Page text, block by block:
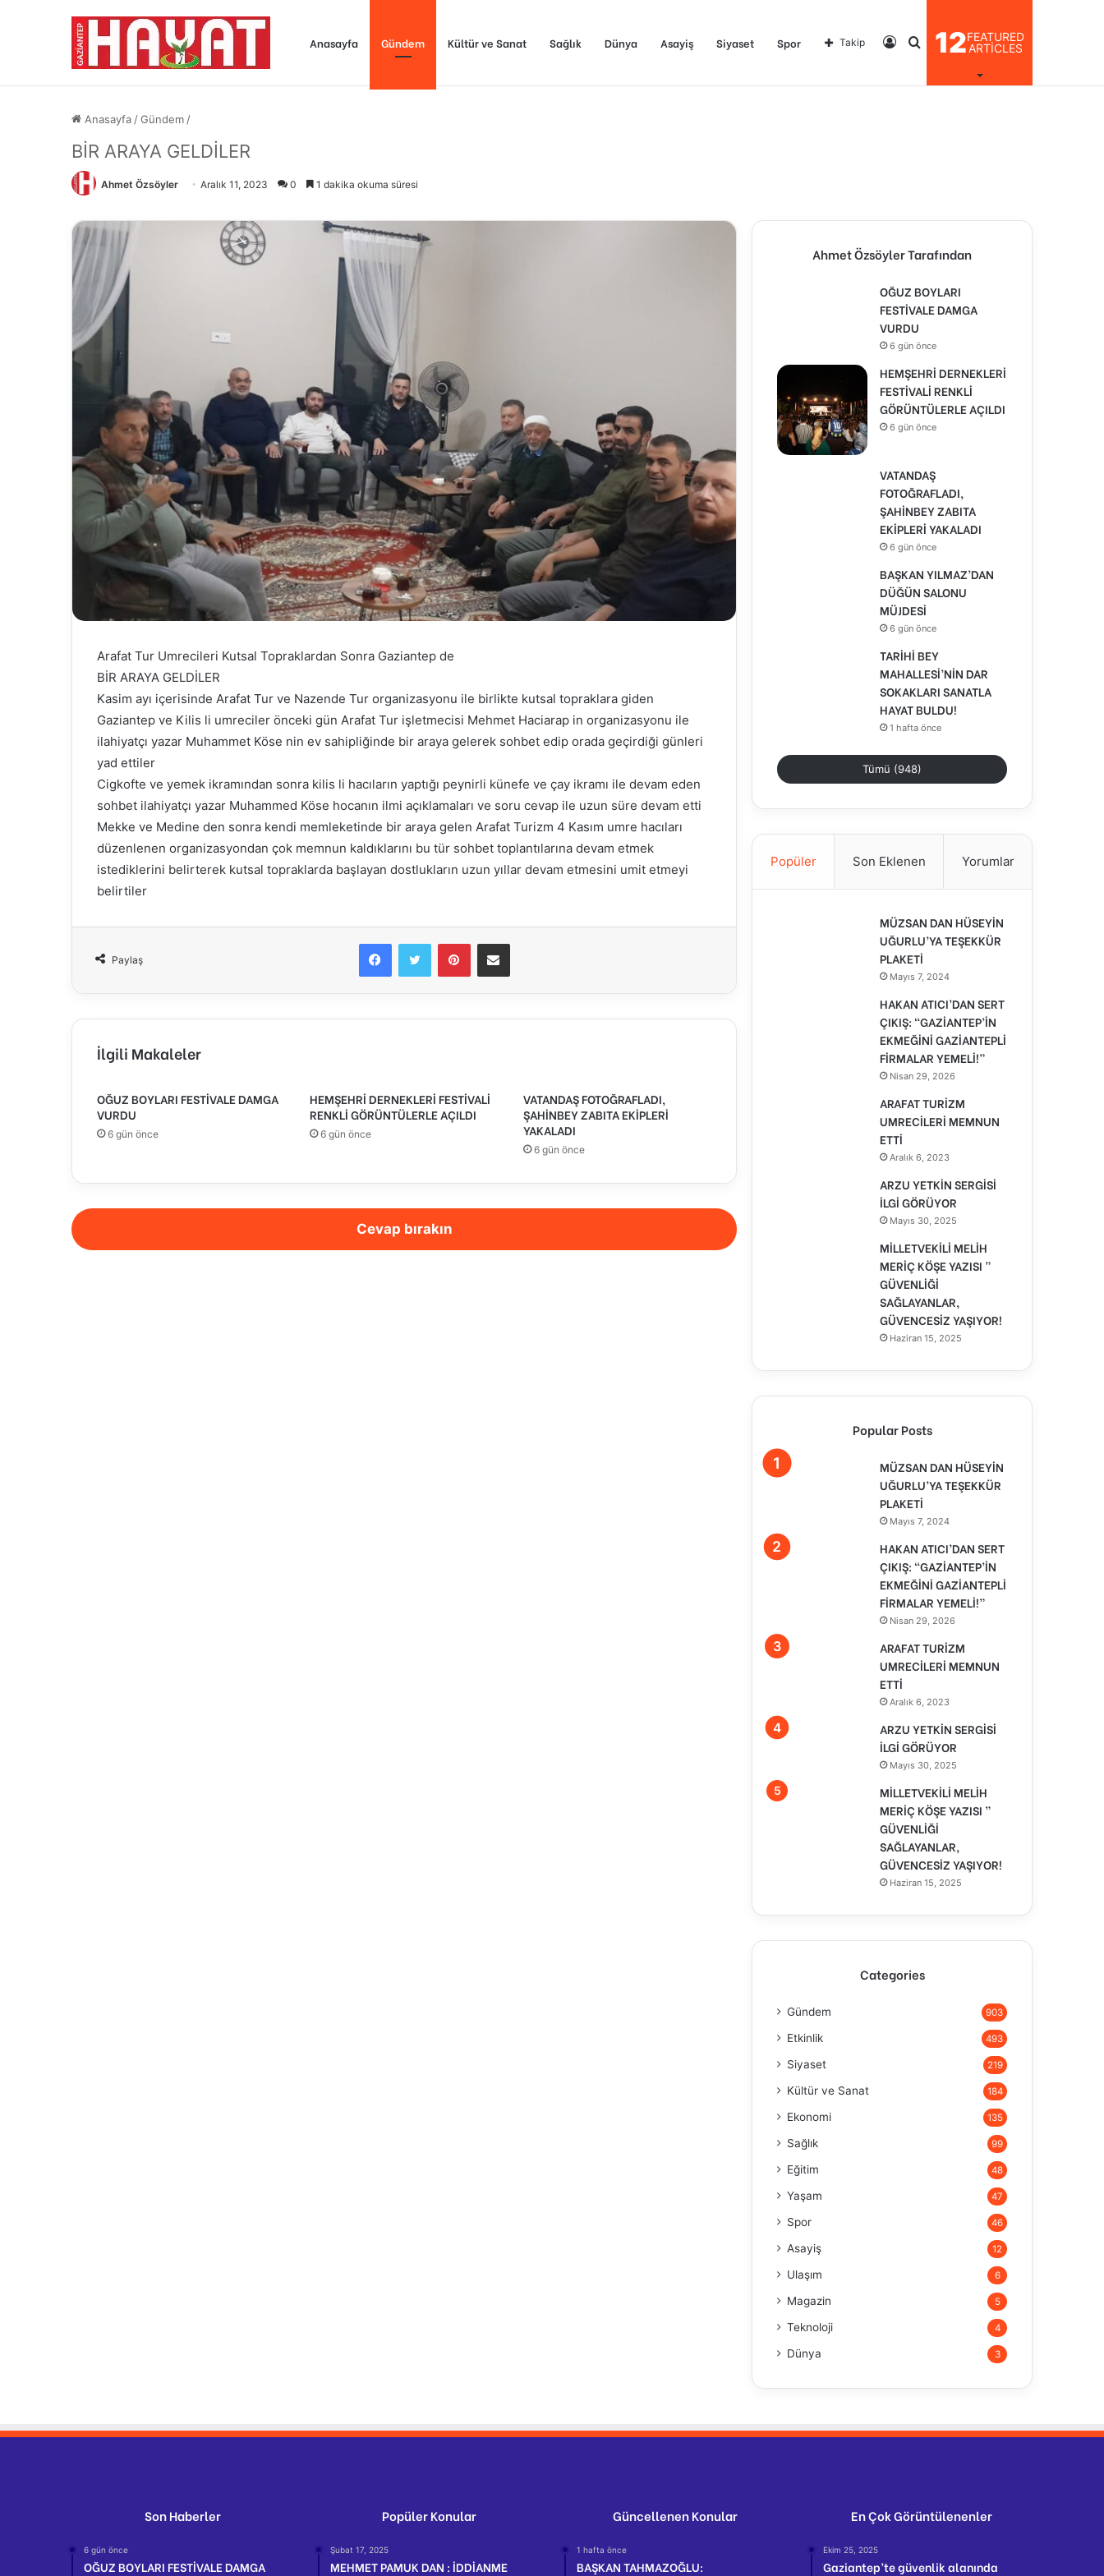
Anasayfa Gündem Kültür ve Sanat Sağlık Dünya Asayiş Siyaset Spor 12FEATURED
ARTICLES
Arama
Kayıt
Takip
Anasayfa /Gündem /
BİR ARAYA GELDİLER
Ahmet Özsöyler Aralık 11, 2023 0 1 dakika okuma süresi
Arafat Tur Umrecileri Kutsal Topraklardan Sonra Gaziantep de
BİR ARAYA GELDİLER
Kasim ayı içerisinde Arafat Tur ve Nazende Tur organizasyonu ile birlikte kutsal topraklara giden
Gaziantep ve Kilis li umreciler önceki gün Arafat Tur işletmecisi Mehmet Haciarap in organizasyonu ile
ilahiyatçı yazar Muhammet Köse nin ev sahipliğinde bir araya gelerek sohbet edip orada geçirdiği günleri
yad ettiler
Cigkofte ve yemek ikramından sonra kilis li hacıların yaptığı peynirli künefe ve çay ikramı ile devam eden
sohbet ilahiyatçı yazar Muhammed Köse hocanın ilmi açıklamaları ve soru cevap ile uzun süre devam etti
Mekke ve Medine den sonra kendi memleketinde bir araya gelen Arafat Turizm 4 Kasım umre hacıları
düzenlenen organizasyondan çok memnun kaldıklarını bu tür sohbet toplantılarına devam etmek
istediklerini belirterek kutsal topraklarda başlayan dostlukların uzun yıllar devam etmesini umit etmeyi
belirtiler
Paylaş
FacebookTwitter PinterestE-Posta ile paylaş
İlgili Makaleler
OĞUZ BOYLARI FESTİVALE DAMGA
VURDU
6 gün önce
HEMŞEHRİ DERNEKLERİ FESTİVALİ
RENKLİ GÖRÜNTÜLERLE AÇILDI
6 gün önce
VATANDAŞ FOTOĞRAFLADI,
ŞAHİNBEY ZABITA EKİPLERİ
YAKALADI
6 gün önce
Cevap bırakın
Ahmet Özsöyler Tarafından
OĞUZ BOYLARI
FESTİVALE DAMGA
VURDU
6 gün önce
HEMŞEHRİ DERNEKLERİ
FESTİVALİ RENKLİ
GÖRÜNTÜLERLE AÇILDI
6 gün önce
VATANDAŞ
FOTOĞRAFLADI,
ŞAHİNBEY ZABITA
EKİPLERİ YAKALADI
6 gün önce
BAŞKAN YILMAZ’DAN
DÜĞÜN SALONU
MÜJDESİ
6 gün önce
TARİHİ BEY
MAHALLESİ’NİN DAR
SOKAKLARI SANATLA
HAYAT BULDU!
1 hafta önce
Tümü (948)
Popüler Son Eklenen Yorumlar
MÜZSAN DAN HÜSEYİN
UĞURLU’YA TEŞEKKÜR
PLAKETİ
Mayıs 7, 2024
HAKAN ATICI’DAN SERT
ÇIKIŞ: “GAZİANTEP’İN
EKMEĞİNİ GAZİANTEPLİ
FİRMALAR YEMELİ!”
Nisan 29, 2026
ARAFAT TURİZM
UMRECİLERİ MEMNUN
ETTİ
Aralık 6, 2023
ARZU YETKİN SERGİSİ
İLGİ GÖRÜYOR
Mayıs 30, 2025
MİLLETVEKİLİ MELİH
MERİÇ KÖŞE YAZISI ”
GÜVENLİĞİ
SAĞLAYANLAR,
GÜVENCESİZ YAŞIYOR!
Haziran 15, 2025
Popular Posts
MÜZSAN DAN HÜSEYİN
UĞURLU’YA TEŞEKKÜR
PLAKETİ
Mayıs 7, 2024
HAKAN ATICI’DAN SERT
ÇIKIŞ: “GAZİANTEP’İN
EKMEĞİNİ GAZİANTEPLİ
FİRMALAR YEMELİ!”
Nisan 29, 2026
ARAFAT TURİZM
UMRECİLERİ MEMNUN
ETTİ
Aralık 6, 2023
ARZU YETKİN SERGİSİ
İLGİ GÖRÜYOR
Mayıs 30, 2025
MİLLETVEKİLİ MELİH
MERİÇ KÖŞE YAZISI ”
GÜVENLİĞİ
SAĞLAYANLAR,
GÜVENCESİZ YAŞIYOR!
Haziran 15, 2025
Categories
Gündem 903
Etkinlik 493
Siyaset 219
Kültür ve Sanat 184
Ekonomi 135
Sağlık 99
Eğitim 48
Yaşam 47
Spor 46
Asayiş 12
Ulaşım 6
Magazin 5
Teknoloji 4
Dünya 3
Son Haberler
6 gün önce
OĞUZ BOYLARI FESTİVALE DAMGA
Popüler Konular
Şubat 17, 2025
MEHMET PAMUK DAN : İDDİANME
Güncellenen Konular
1 hafta önce
BAŞKAN TAHMAZOĞLU:
En Çok Görüntülenenler
Ekim 25, 2025
Gaziantep’te güvenlik alanında